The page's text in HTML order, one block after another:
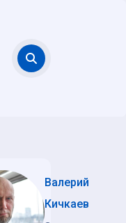
Валерий
Кичкаев